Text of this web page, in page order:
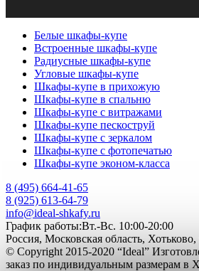
Белые шкафы-купе
Встроенные шкафы-купе
Радиусные шкафы-купе
Угловые шкафы-купе
Шкафы-купе в прихожую
Шкафы-купе в спальню
Шкафы-купе с витражами
Шкафы-купе пескоструй
Шкафы-купе с зеркалом
Шкафы-купе с фотопечатью
Шкафы-купе эконом-класса
8 (495) 664-41-65
8 (925) 613-64-79
info@ideal-shkafy.ru
График работы:Вт.-Вс. 10:00-20:00
Россия, Московская область,
© Copyright 2015-2020 “Ideal”
заказ по индивидуальным размерам в